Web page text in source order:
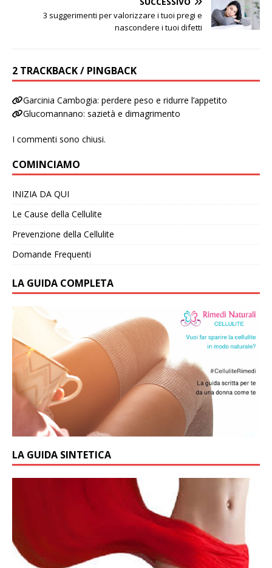
3 suggerimenti per valorizzare i tuoi pregi e
nascondere i tuoi difetti
2 TRACKBACK / PINGBACK
Garcinia Cambogia: perdere peso e ridurre l’appetito
Glucomannano: sazietà e dimagrimento
I commenti sono chiusi.
COMINCIAMO
INIZIA DA QUI
Le Cause della Cellulite
Prevenzione della Cellulite
Domande Frequenti
LA GUIDA COMPLETA
LA GUIDA SINTETICA